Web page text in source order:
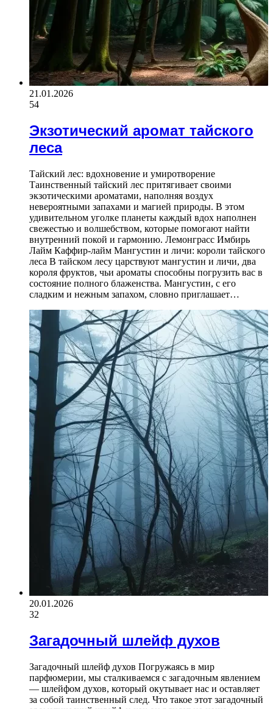
21.01.2026
54
Экзотический аромат тайского
леса
Тайский лес: вдохновение и умиротворение
Таинственный тайский лес притягивает своими
экзотическими ароматами, наполняя воздух
невероятными запахами и магией природы. В этом
удивительном уголке планеты каждый вдох наполнен
свежестью и волшебством, которые помогают найти
внутренний покой и гармонию. Лемонграсс Имбирь
Лайм Каффир-лайм Мангустин и личи: короли тайского
леса В тайском лесу царствуют мангустин и личи, два
короля фруктов, чьи ароматы способны погрузить вас в
состояние полного блаженства. Мангустин, с его
сладким и нежным запахом, словно приглашает…
20.01.2026
32
Загадочный шлейф духов
Загадочный шлейф духов Погружаясь в мир
парфюмерии, мы сталкиваемся с загадочным явлением
— шлейфом духов, который окутывает нас и оставляет
за собой таинственный след. Что такое этот загадочный